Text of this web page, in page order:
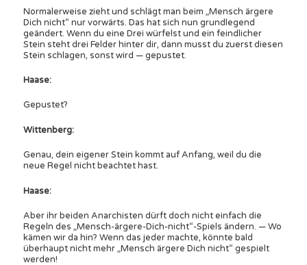
Normalerweise zieht und schlägt man beim „Mensch ärgere
Dich nicht“ nur vorwärts. Das hat sich nun grundlegend
geändert. Wenn du eine Drei würfelst und ein feindlicher
Stein steht drei Felder hinter dir, dann musst du zuerst diesen
Stein schlagen, sonst wird — gepustet.
Haase:
Gepustet?
Wittenberg:
Genau, dein eigener Stein kommt auf Anfang, weil du die
neue Regel nicht beachtet hast.
Haase:
Aber ihr beiden Anarchisten dürft doch nicht einfach die
Regeln des „Mensch-ärgere-Dich-nicht“-Spiels ändern. — Wo
kämen wir da hin? Wenn das jeder machte, könnte bald
überhaupt nicht mehr „Mensch ärgere Dich nicht“ gespielt
werden!